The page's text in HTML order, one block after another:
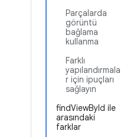
Parçalarda
görüntü
bağlama
kullanma
Farklı
yapılandırmala
r için ipuçları
sağlayın
findViewById ile
arasındaki
farklar